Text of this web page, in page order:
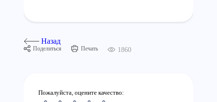
Назад
Поделиться Печать 1860
Пожалуйста, оцените качество: